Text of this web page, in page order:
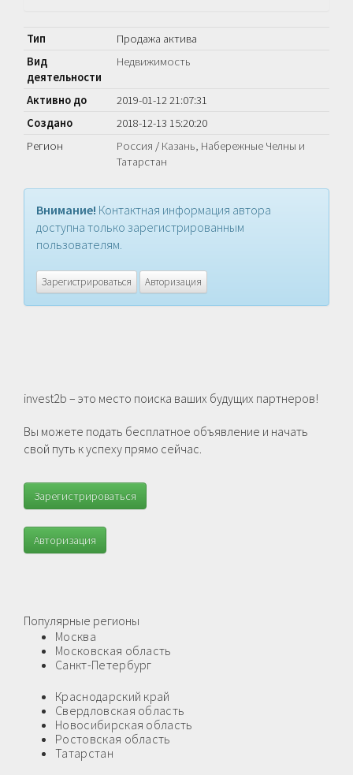
Тип
Продажа актива
Вид
деятельности
Недвижимость
Активно до
2019-01-12 21:07:31
Создано
2018-12-13 15:20:20
Регион
Россия / Казань, Набережные Челны и
Татарстан
Внимание! Контактная информация автора
доступна только зарегистрированным
пользователям.
Зарегистрироваться Авторизация
invest2b – это место поиска ваших будущих партнеров!
Вы можете подать бесплатное объявление и начать
свой путь к успеху прямо сейчас.
Зарегистрироваться
Авторизация
Популярные регионы
Москва
Московская область
Санкт-Петербург
Краснодарский край
Свердловская область
Новосибирская область
Ростовская область
Татарстан